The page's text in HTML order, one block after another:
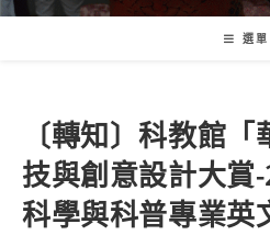
選單
〔轉知〕科教館
技與創意設計大賞
科學與科普專業英